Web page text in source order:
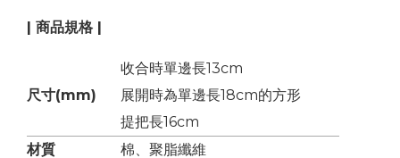
| 商品規格 |
尺寸(mm)
收合時單邊長13cm
展開時為單邊長18cm的方形
提把長16cm
材質
棉、聚脂纖維